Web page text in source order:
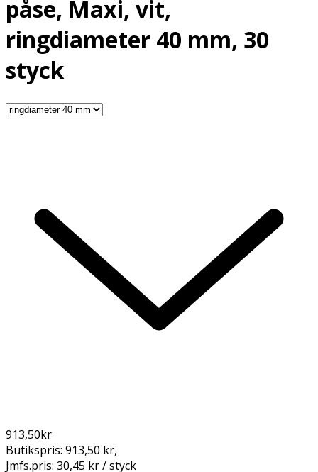
påse, Maxi, vit,
ringdiameter 40 mm, 30
styck
913,50kr
Butikspris: 913,50 kr,
Jmfs.pris: 30,45 kr / styck